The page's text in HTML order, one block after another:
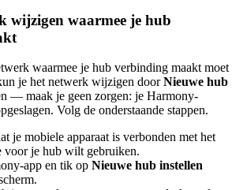
wijzigen waarmee je hub
waarmee je hub verbinding maakt moet
je het netwerk wijzigen doorNieuwe hub
— maak je geen zorgen: je Harmony-
Volg de onderstaande stappen.
je mobiele apparaat is verbonden met het
voor je hub wilt gebruiken.
app en tik op Nieuwe hub instellen